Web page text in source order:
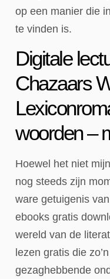
op een manier die
te vinden is.
Digitale
Chazaars
woorden –
Hoewel het niet
nog steeds zijn
ware getuigenis
ebooks gratis
wereld van de
lezen gratis die
gezaghebbende